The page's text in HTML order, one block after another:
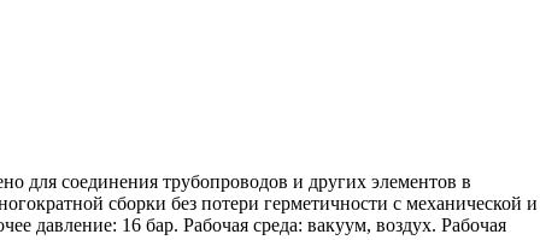
для соединения трубопроводов и других элементов в
сборки без потери герметичности с механической и
давление: 16 бар. Рабочая среда: вакуум, воздух. Рабочая